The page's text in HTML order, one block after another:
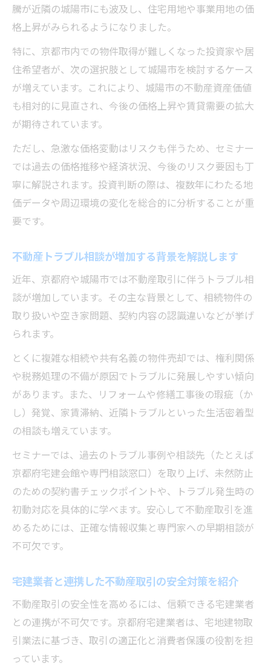
騰が近隣の城陽市にも波及し、住宅用地や事業用地の価
格上昇がみられるようになりました。
特に、京都市内での物件取得が難しくなった投資家や居
住希望者が、次の選択肢として城陽市を検討するケース
が増えています。これにより、城陽市の不動産資産価値
も相対的に見直され、今後の価格上昇や賃貸需要の拡大
が期待されています。
ただし、急激な価格変動はリスクも伴うため、セミナー
では過去の価格推移や経済状況、今後のリスク要因も丁
寧に解説されます。投資判断の際は、複数年にわたる地
価データや周辺環境の変化を総合的に分析することが重
要です。
不動産トラブル相談が増加する背景を解説します
近年、京都府や城陽市では不動産取引に伴うトラブル相
談が増加しています。その主な背景として、相続物件の
取り扱いや空き家問題、契約内容の認識違いなどが挙げ
られます。
とくに複雑な相続や共有名義の物件売却では、権利関係
や税務処理の不備が原因でトラブルに発展しやすい傾向
があります。また、リフォームや修繕工事後の瑕疵（か
し）発覚、家賃滞納、近隣トラブルといった生活密着型
の相談も増えています。
セミナーでは、過去のトラブル事例や相談先（たとえば
京都府宅建会館や専門相談窓口）を取り上げ、未然防止
のための契約書チェックポイントや、トラブル発生時の
初動対応を具体的に学べます。安心して不動産取引を進
めるためには、正確な情報収集と専門家への早期相談が
不可欠です。
宅建業者と連携した不動産取引の安全対策を紹介
不動産取引の安全性を高めるには、信頼できる宅建業者
との連携が不可欠です。京都府宅建業者は、宅地建物取
引業法に基づき、取引の適正化と消費者保護の役割を担
っています。